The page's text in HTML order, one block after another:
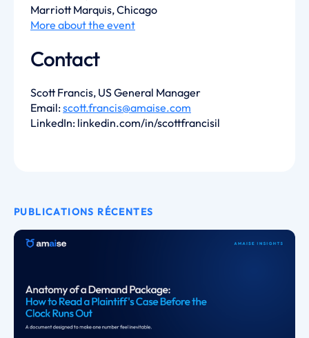
Marriott Marquis, Chicago
More about the event
Contact
Scott Francis, US General Manager
Email:scott.francis@amaise.com
LinkedIn: linkedin.com/in/scottfrancisil
PUBLICATIONS RÉCENTES